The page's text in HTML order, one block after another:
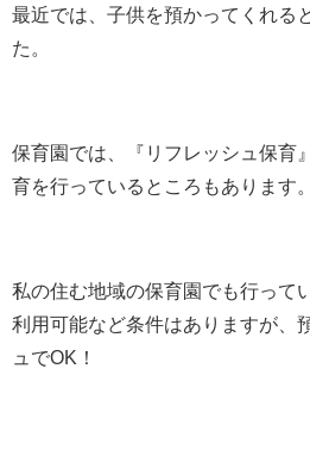
最近では、子供を預かってくれる
た。
保育園では、『リフレッシュ保育
育を行っているところもあります。
私の住む地域の保育園でも行って
利用可能など条件はありますが、
ュでOK！